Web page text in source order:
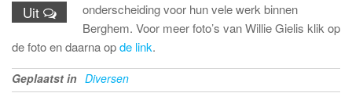
Uit
onderscheiding voor hun vele werk binnen
Berghem. Voor meer foto’s van Willie Gielis klik op
de foto en daarna opde link.
Geplaatst in Diversen